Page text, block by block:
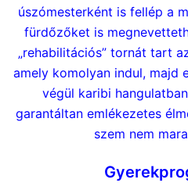
úszómesterként is fellép a
fürdőzőket is
„rehabilitációs” tornát tart
amely komolyan indul, majd
végül karibi
garantáltan emlékezetes
szem nem